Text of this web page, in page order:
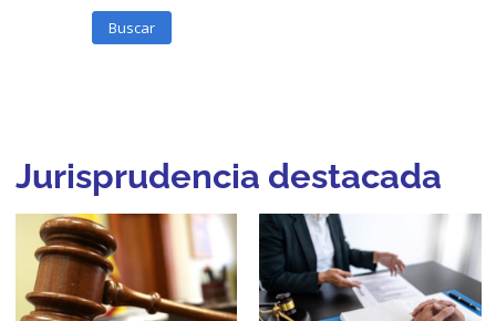
Buscar
Jurisprudencia destacada